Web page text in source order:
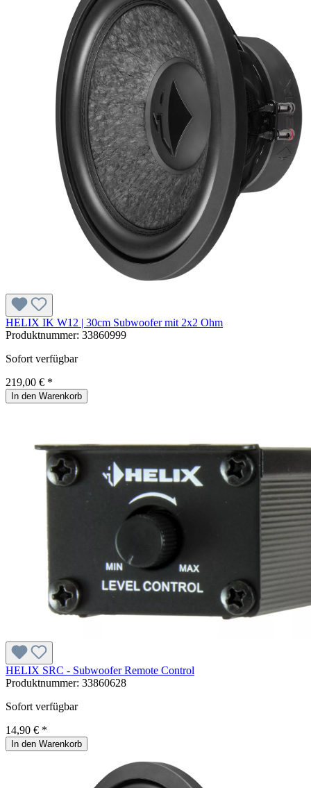
HELIX IK W12 | 30cm Subwoofer mit 2x2 Ohm
Produktnummer: 33860999
Sofort verfügbar
219,00 € *
In den Warenkorb
HELIX SRC - Subwoofer Remote Control
Produktnummer: 33860628
Sofort verfügbar
14,90 € *
In den Warenkorb